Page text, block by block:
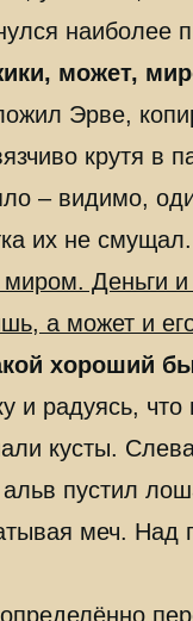
наиболее
может,
Эрве,
крутя в
– видимо,
их не смущал.
миром. Деньги
а может и
хороший
и радуясь,
кусты.
пустил
меч. Над